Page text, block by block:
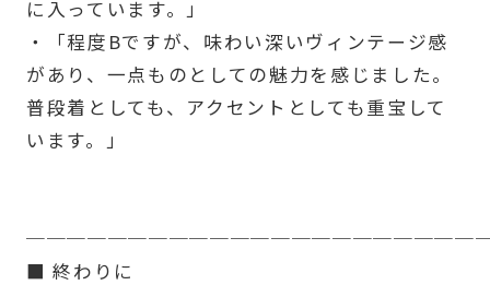
に入っています。」
・「程度Bですが、味わい深いヴィンテージ感
があり、一点ものとしての魅力を感じました。
普段着としても、アクセントとしても重宝して
います。」
■ 終わりに